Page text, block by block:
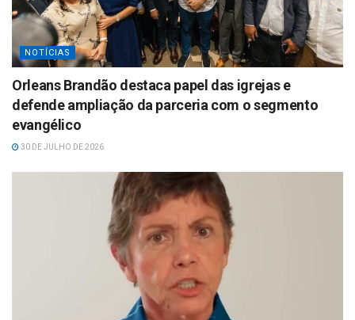
NOTÍCIAS
Orleans Brandão destaca papel das igrejas e
defende ampliação da parceria com o segmento
evangélico
30 DE JULHO DE 2026